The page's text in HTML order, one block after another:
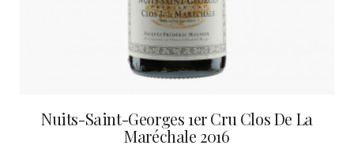
Nuits-Saint-Georges 1er Cru Clos De La
Maréchale 2016